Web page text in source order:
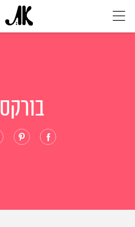
ביוטי
בורקס